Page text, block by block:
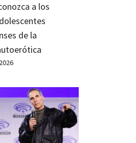
a los
de la